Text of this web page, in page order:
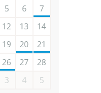
5 6
7
12 13
14
19 20
21
26 27
28
3 4 5